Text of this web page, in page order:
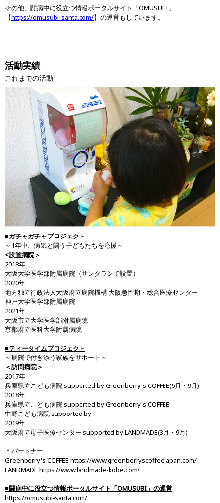
その他、闘病中に役立つ情報ポータルサイト「OMUSUBI」
【https://omusubi-santa.com/】の運営もしています。
活動実績
これまでの活動
■ガチャガチャプロジェクト
～1年中、病気と闘う子どもたちを応援～
<設置病院＞
2018年
大阪大学医学部附属病院（サンタランで設置）
2020年
地方独立行政法人大阪府立病院機構 大阪急性期・総合医療センター
神戸大学医学部附属病院
2021年
大阪市立大学医学部附属病院
京都府立医科大学附属病院
■ティータイムプロジェクト
～病院で付き添う家族をサポート～
＜訪問病院＞
2017年
兵庫県立こども病院 supported by Greenberry's COFFEE(6月・9月)
2018年
兵庫県立こども病院 supported by Greenberry's COFFEE
中野こども病院 supported by
2019年
大阪府立母子医療センター supported by LANDMADE(3月・9月)
＊パートナー
Greenberry's COFFEE https://www.greenberryscoffeejapan.com/
LANDMADE https://www.landmade-kobe.com/
■闘病中に役立つ情報ポータルサイト「OMUSUBI」の運営
https://omusubi-santa.com/